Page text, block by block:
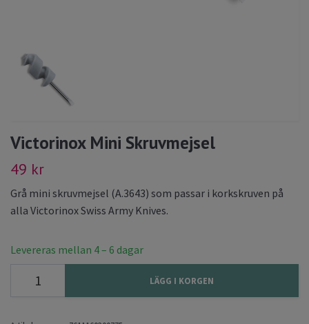
Victorinox Mini Skruvmejsel
49 kr
Grå mini skruvmejsel (A.3643) som passar i korkskruven på
alla Victorinox Swiss Army Knives.
Levereras mellan 4 – 6 dagar
LÄGG I KORGEN